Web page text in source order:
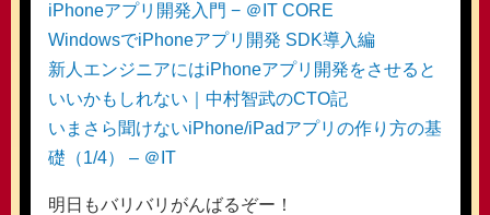
iPhoneアプリ開発入門 − ＠IT CORE
WindowsでiPhoneアプリ開発 SDK導入編
新人エンジニアにはiPhoneアプリ開発をさせると
いいかもしれない｜中村智武のCTO記
いまさら聞けないiPhone/iPadアプリの作り方の基
礎（1/4） – ＠IT
明日もバリバリがんばるぞー！